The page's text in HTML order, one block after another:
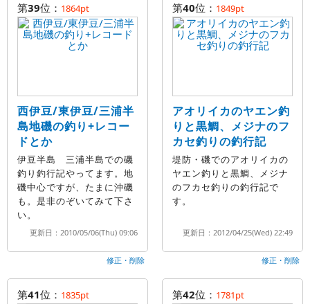
第39位： 1864pt
西伊豆/東伊豆/三浦半
島地磯の釣り+レコー
ドとか
伊豆半島 三浦半島での磯
釣り釣行記やってます。地
磯中心ですが、たまに沖磯
も。是非のぞいてみて下さ
い。
更新日：2010/05/06(Thu) 09:06
修正・削除
第40位： 1849pt
アオリイカのヤエン釣
りと黒鯛、メジナのフ
カセ釣りの釣行記
堤防・磯でのアオリイカの
ヤエン釣りと黒鯛、メジナ
のフカセ釣りの釣行記で
す。
更新日：2012/04/25(Wed) 22:49
修正・削除
第41位： 1835pt 第42位： 1781pt